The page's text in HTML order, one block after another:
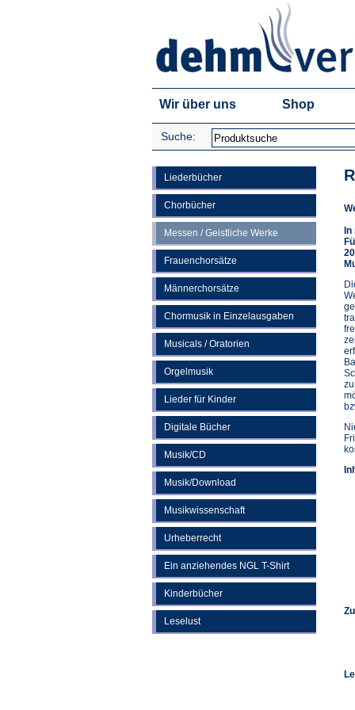
Wir über uns Shop
Suche:
Liederbücher
Chorbücher
Messen / Geistliche Werke
Frauenchorsätze
Männerchorsätze
Chormusik in Einzelausgaben
Musicals / Oratorien
Orgelmusik
Lieder für Kinder
Digitale Bücher
Musik/CD
Musik/Download
Musikwissenschaft
Urheberrecht
Ein anziehendes NGL T-Shirt
Kinderbücher
Leselust